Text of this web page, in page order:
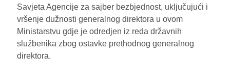
Savjeta Agencije za sajber bezbjednost, uključujući i
vršenje dužnosti generalnog direktora u ovom
Ministarstvu gdje je odredjen iz reda državnih
službenika zbog ostavke prethodnog generalnog
direktora.